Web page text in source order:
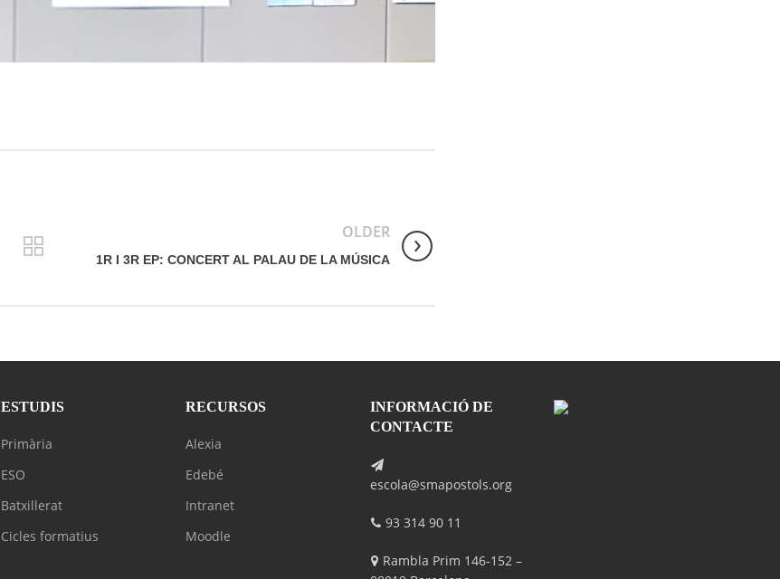
OLDER
1R I 3R EP: CONCERT AL PALAU DE LA MÚSICA
ESTUDIS
Primària
ESO
Batxillerat
Cicles formatius
RECURSOS
Alexia
Edebé
Intranet
Moodle
INFORMACIÓ DE
CONTACTE
escola@smapostols.org
93 314 90 11
Rambla Prim 146-152 –